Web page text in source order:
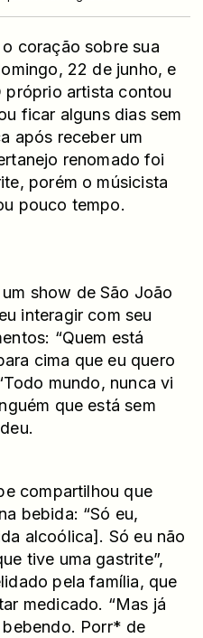
coração sobre sua
22 de junho, e
próprio artista contou
ficar alguns dias sem
após receber um
renomado foi
porém o músicista
pouco tempo.
show de São João
interagir com seu
“Quem está
cima que eu quero
mundo, nunca vi
que está sem
compartilhou que
bebida: “Só eu,
alcoólica]. Só eu não
tive uma gastrite”,
pela família, que
medicado. “Mas já
Porr* de